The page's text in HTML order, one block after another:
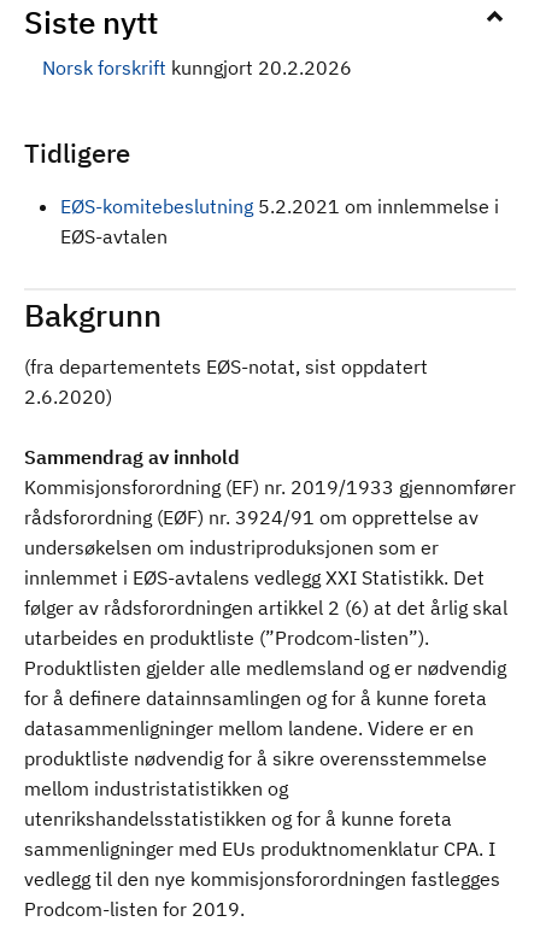
Siste nytt
Norsk forskrift kunngjort 20.2.2026
Tidligere
EØS-komitebeslutning 5.2.2021 om innlemmelse i
EØS-avtalen
Bakgrunn
(fra departementets EØS-notat, sist oppdatert
2.6.2020)
Sammendrag av innhold
Kommisjonsforordning (EF) nr. 2019/1933 gjennomfører
rådsforordning (EØF) nr. 3924/91 om opprettelse av
undersøkelsen om industriproduksjonen som er
innlemmet i EØS-avtalens vedlegg XXI Statistikk. Det
følger av rådsforordningen artikkel 2 (6) at det årlig skal
utarbeides en produktliste (”Prodcom-listen”).
Produktlisten gjelder alle medlemsland og er nødvendig
for å definere datainnsamlingen og for å kunne foreta
datasammenligninger mellom landene. Videre er en
produktliste nødvendig for å sikre overensstemmelse
mellom industristatistikken og
utenrikshandelsstatistikken og for å kunne foreta
sammenligninger med EUs produktnomenklatur CPA. I
vedlegg til den nye kommisjonsforordningen fastlegges
Prodcom-listen for 2019.